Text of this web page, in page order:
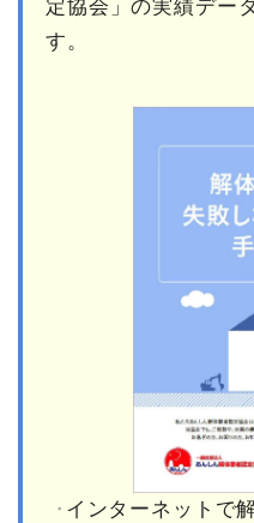
定協会」の実績デー
す。
インターネットで